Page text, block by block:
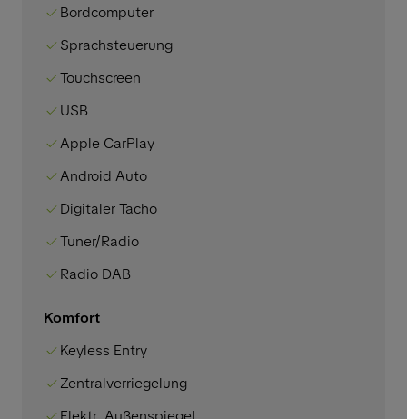
Bordcomputer
Sprachsteuerung
Touchscreen
USB
Apple CarPlay
Android Auto
Digitaler Tacho
Tuner/Radio
Radio DAB
Komfort
Keyless Entry
Zentralverriegelung